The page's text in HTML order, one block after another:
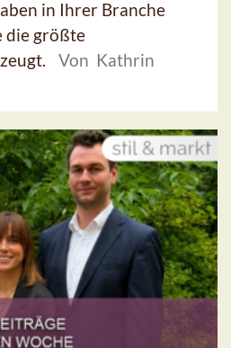
in Ihrer Branche
die größte
Von Kathrin